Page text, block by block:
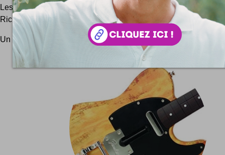
Lessons : Frank Zappa, George Harrison, Slash, Jimi
Richards, Jimmy Page, Stevie Ray Vaughan, Eric Clapton,
Un plan #Rock à me conseiller ?Contact!